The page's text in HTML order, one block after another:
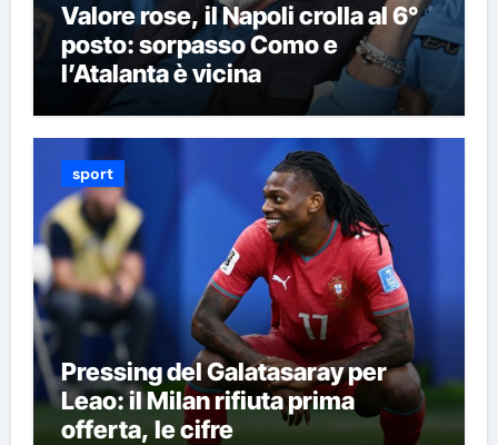
Valore rose, il Napoli crolla al 6°
posto: sorpasso Como e
l’Atalanta è vicina
sport
Pressing del Galatasaray per
Leao: il Milan rifiuta prima
offerta, le cifre